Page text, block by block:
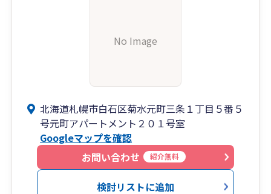
No Image
北海道札幌市白石区菊水元町三条１丁目５番５
号元町アパートメント２０１号室
Googleマップを確認
お問い合わせ
紹介無料
検討リストに追加